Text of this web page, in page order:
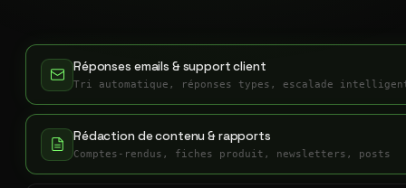
Réponses emails & support client
Tri automatique, réponses types, escalade
Rédaction de contenu & rapports
Comptes-rendus, fiches produit, newsletters, posts